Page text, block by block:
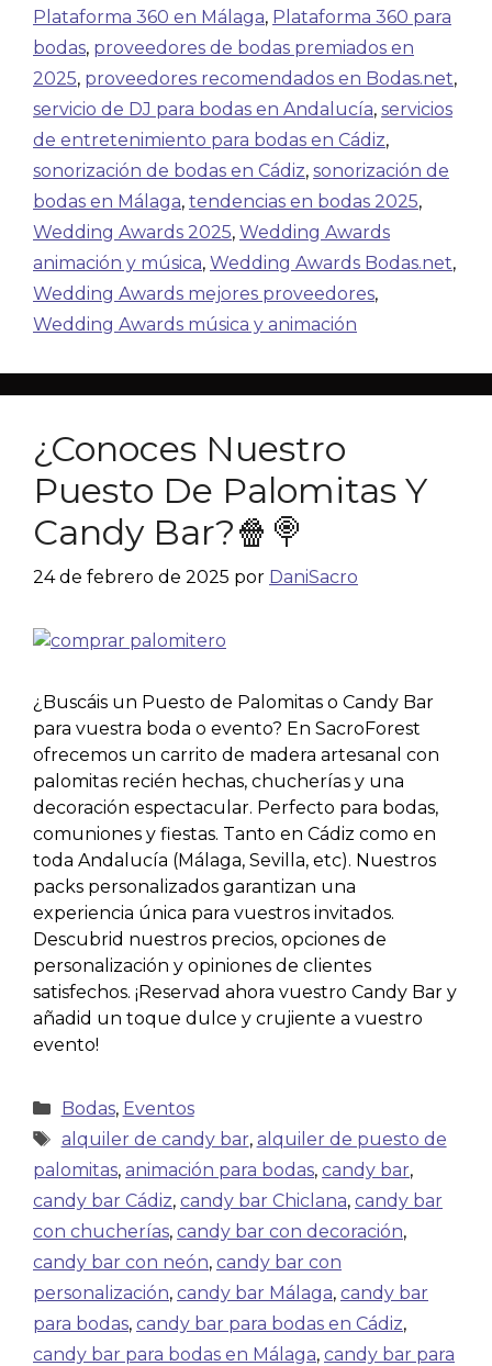
Plataforma 360 en Málaga, Plataforma 360 para
bodas, proveedores de bodas premiados en
2025, proveedores recomendados en Bodas.net,
servicio de DJ para bodas en Andalucía, servicios
de entretenimiento para bodas en Cádiz,
sonorización de bodas en Cádiz, sonorización de
bodas en Málaga, tendencias en bodas 2025,
Wedding Awards 2025, Wedding Awards
animación y música, Wedding Awards Bodas.net,
Wedding Awards mejores proveedores,
Wedding Awards música y animación
¿Conoces Nuestro
Puesto De Palomitas Y
Candy Bar?🍿🍭
24 de febrero de 2025 por DaniSacro
¿Buscáis un Puesto de Palomitas o Candy Bar
para vuestra boda o evento? En SacroForest
ofrecemos un carrito de madera artesanal con
palomitas recién hechas, chucherías y una
decoración espectacular. Perfecto para bodas,
comuniones y fiestas. Tanto en Cádiz como en
toda Andalucía (Málaga, Sevilla, etc). Nuestros
packs personalizados garantizan una
experiencia única para vuestros invitados.
Descubrid nuestros precios, opciones de
personalización y opiniones de clientes
satisfechos. ¡Reservad ahora vuestro Candy Bar y
añadid un toque dulce y crujiente a vuestro
evento!
Bodas, Eventos
alquiler de candy bar, alquiler de puesto de
palomitas, animación para bodas, candy bar,
candy bar Cádiz, candy bar Chiclana, candy bar
con chucherías, candy bar con decoración,
candy bar con neón, candy bar con
personalización, candy bar Málaga, candy bar
para bodas, candy bar para bodas en Cádiz,
candy bar para bodas en Málaga, candy bar para